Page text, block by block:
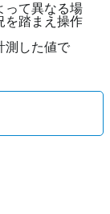
って異なる場
を踏まえ操作
測した値で